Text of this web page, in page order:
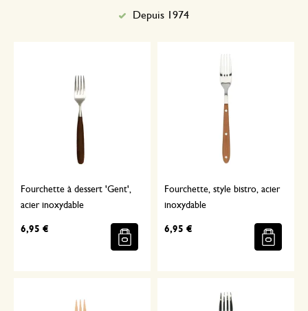
Fourchette à dessert 'Gent',
acier inoxydable
6,95 €
Fourchette, style bistro, acier
inoxydable
6,95 €
Depuis 1974